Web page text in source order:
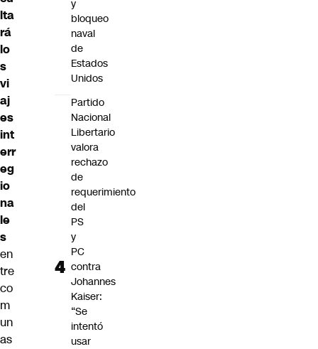
lta
rá
lo
s
vi
aj
es
int
err
eg
io
na
le
s
en
tre
co
m
un
as
y
bloqueo
naval
de
Estados
Unidos
Partido
Nacional
Libertario
valora
rechazo
de
requerimiento
del
PS
y
PC
contra
Johannes
Kaiser:
“Se
intentó
usar